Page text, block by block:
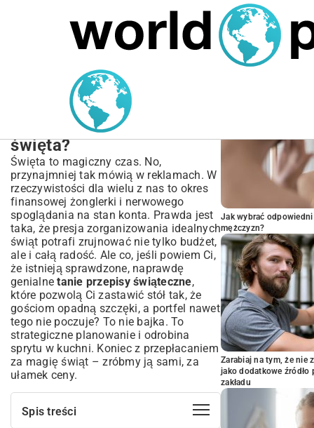
MARIUSZ ŁAMAGA 05.10.2025
Tanie przepisy świąteczne
– Jak zorganizować
pyszne i oszczędne
święta?
Święta to magiczny czas. No,
przynajmniej tak mówią w reklamach. W
rzeczywistości dla wielu z nas to okres
finansowej żonglerki i nerwowego
spoglądania na stan konta. Prawda jest
taka, że presja zorganizowania idealnych
świąt potrafi zrujnować nie tylko budżet,
ale i całą radość. Ale co, jeśli powiem Ci,
że istnieją sprawdzone, naprawdę
genialnetanie przepisy świąteczne,
które pozwolą Ci zastawić stół tak, że
gościom opadną szczęki, a portfel nawet
tego nie poczuje? To nie bajka. To
strategiczne planowanie i odrobina
sprytu w kuchni. Koniec z przepłacaniem
za magię świąt – zróbmy ją sami, za
ułamek ceny.
Spis treści
Jak wybrać
mężczyzn?
Zarabiaj na tym, że nie
jako dodatkowe
zakładu